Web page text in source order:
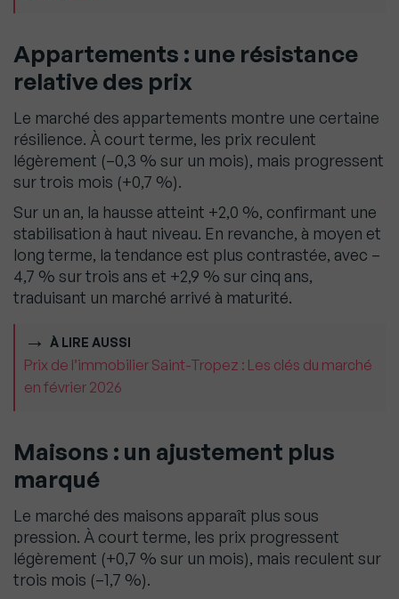
Appartements : une résistance
relative des prix
Le marché des appartements montre une certaine
résilience. À court terme, les prix reculent
légèrement (–0,3 % sur un mois), mais progressent
sur trois mois (+0,7 %).
Sur un an, la hausse atteint +2,0 %, confirmant une
stabilisation à haut niveau. En revanche, à moyen et
long terme, la tendance est plus contrastée, avec –
4,7 % sur trois ans et +2,9 % sur cinq ans,
traduisant un marché arrivé à maturité.
À LIRE AUSSI
Prix de l’immobilier Saint-Tropez : Les clés du marché
en février 2026
Maisons : un ajustement plus
marqué
Le marché des maisons apparaît plus sous
pression. À court terme, les prix progressent
légèrement (+0,7 % sur un mois), mais reculent sur
trois mois (–1,7 %).